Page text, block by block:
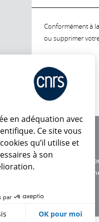
Conformément à
ou supprimer
Charte
Données
en adéquation avec
Ce site vous
qu’il utilise et
à son
par
OK pour moi